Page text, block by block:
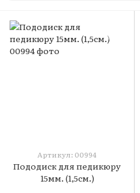
Артикул: 00994
Пододиск для педикюру
15мм. (1,5см.)